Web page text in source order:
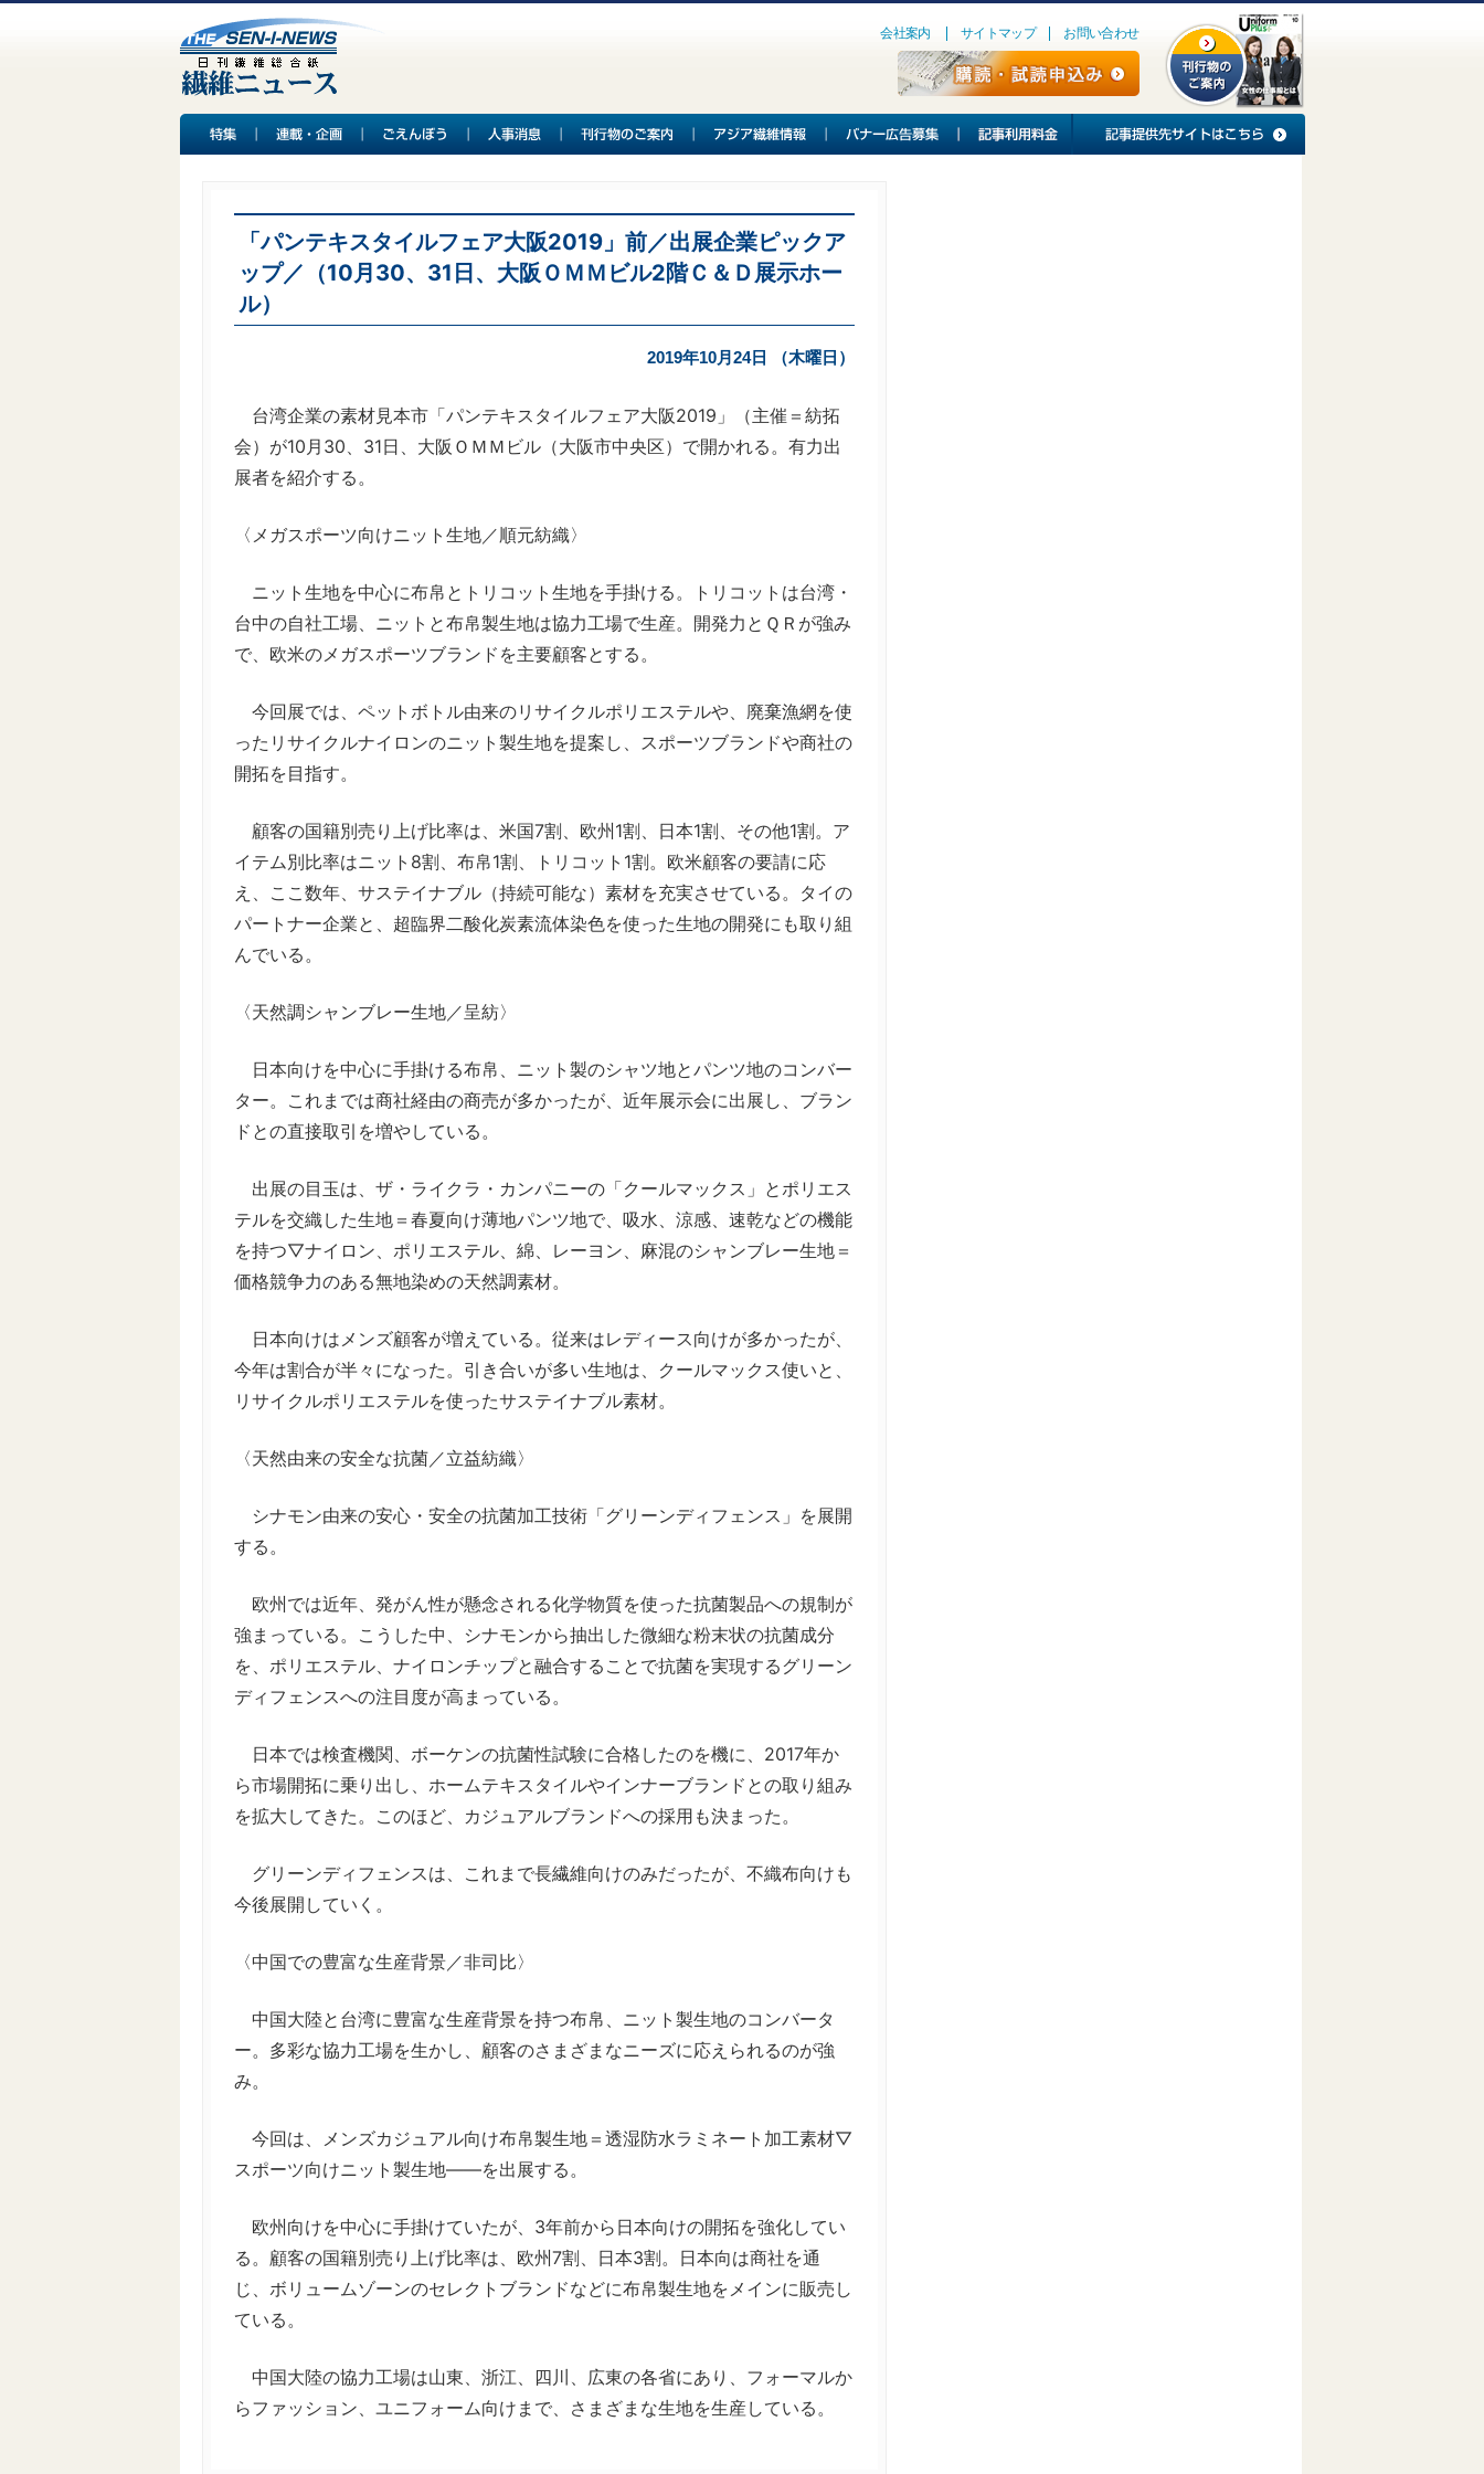
会社案内 サイトマップ お問い合わせ
「パンテキスタイルフェア大阪2019」前／出展企業ピックア
ップ／（10月30、31日、大阪ＯＭＭビル2階Ｃ＆Ｄ展示ホー
ル）
2019年10月24日 （木曜日）
台湾企業の素材見本市「パンテキスタイルフェア大阪2019」（主催＝紡拓
会）が10月30、31日、大阪ＯＭＭビル（大阪市中央区）で開かれる。有力出
展者を紹介する。
〈メガスポーツ向けニット生地／順元紡織〉
ニット生地を中心に布帛とトリコット生地を手掛ける。トリコットは台湾・
台中の自社工場、ニットと布帛製生地は協力工場で生産。開発力とＱＲが強み
で、欧米のメガスポーツブランドを主要顧客とする。
今回展では、ペットボトル由来のリサイクルポリエステルや、廃棄漁網を使
ったリサイクルナイロンのニット製生地を提案し、スポーツブランドや商社の
開拓を目指す。
顧客の国籍別売り上げ比率は、米国7割、欧州1割、日本1割、その他1割。ア
イテム別比率はニット8割、布帛1割、トリコット1割。欧米顧客の要請に応
え、ここ数年、サステイナブル（持続可能な）素材を充実させている。タイの
パートナー企業と、超臨界二酸化炭素流体染色を使った生地の開発にも取り組
んでいる。
〈天然調シャンブレー生地／呈紡〉
日本向けを中心に手掛ける布帛、ニット製のシャツ地とパンツ地のコンバー
ター。これまでは商社経由の商売が多かったが、近年展示会に出展し、ブラン
ドとの直接取引を増やしている。
出展の目玉は、ザ・ライクラ・カンパニーの「クールマックス」とポリエス
テルを交織した生地＝春夏向け薄地パンツ地で、吸水、涼感、速乾などの機能
を持つ▽ナイロン、ポリエステル、綿、レーヨン、麻混のシャンブレー生地＝
価格競争力のある無地染めの天然調素材。
日本向けはメンズ顧客が増えている。従来はレディース向けが多かったが、
今年は割合が半々になった。引き合いが多い生地は、クールマックス使いと、
リサイクルポリエステルを使ったサステイナブル素材。
〈天然由来の安全な抗菌／立益紡織〉
シナモン由来の安心・安全の抗菌加工技術「グリーンディフェンス」を展開
する。
欧州では近年、発がん性が懸念される化学物質を使った抗菌製品への規制が
強まっている。こうした中、シナモンから抽出した微細な粉末状の抗菌成分
を、ポリエステル、ナイロンチップと融合することで抗菌を実現するグリーン
ディフェンスへの注目度が高まっている。
日本では検査機関、ボーケンの抗菌性試験に合格したのを機に、2017年か
ら市場開拓に乗り出し、ホームテキスタイルやインナーブランドとの取り組み
を拡大してきた。このほど、カジュアルブランドへの採用も決まった。
グリーンディフェンスは、これまで長繊維向けのみだったが、不織布向けも
今後展開していく。
〈中国での豊富な生産背景／非司比〉
中国大陸と台湾に豊富な生産背景を持つ布帛、ニット製生地のコンバータ
ー。多彩な協力工場を生かし、顧客のさまざまなニーズに応えられるのが強
み。
今回は、メンズカジュアル向け布帛製生地＝透湿防水ラミネート加工素材▽
スポーツ向けニット製生地――を出展する。
欧州向けを中心に手掛けていたが、3年前から日本向けの開拓を強化してい
る。顧客の国籍別売り上げ比率は、欧州7割、日本3割。日本向は商社を通
じ、ボリュームゾーンのセレクトブランドなどに布帛製生地をメインに販売し
ている。
中国大陸の協力工場は山東、浙江、四川、広東の各省にあり、フォーマルか
らファッション、ユニフォーム向けまで、さまざまな生地を生産している。